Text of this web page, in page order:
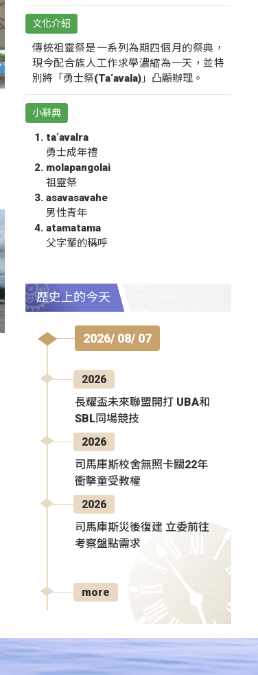
文化介紹
傳統祖靈祭是一系列為期四個月的祭典，
現今配合族人工作求學濃縮為一天，並特
別將「勇士祭(Ta‘avala)」凸顯辦理。
小辭典
ta‘avalra
勇士成年禮
molapangolai
祖靈祭
asavasavahe
男性青年
atamatama
父字輩的稱呼
歷史上的今天
2026/ 08/ 07
2026
長耀盃未來聯盟開打 UBA和
SBL同場競技
2026
司馬庫斯校舍無照卡關22年
衝擊童受教權
2026
司馬庫斯災後復建 立委前往
考察盤點需求
more